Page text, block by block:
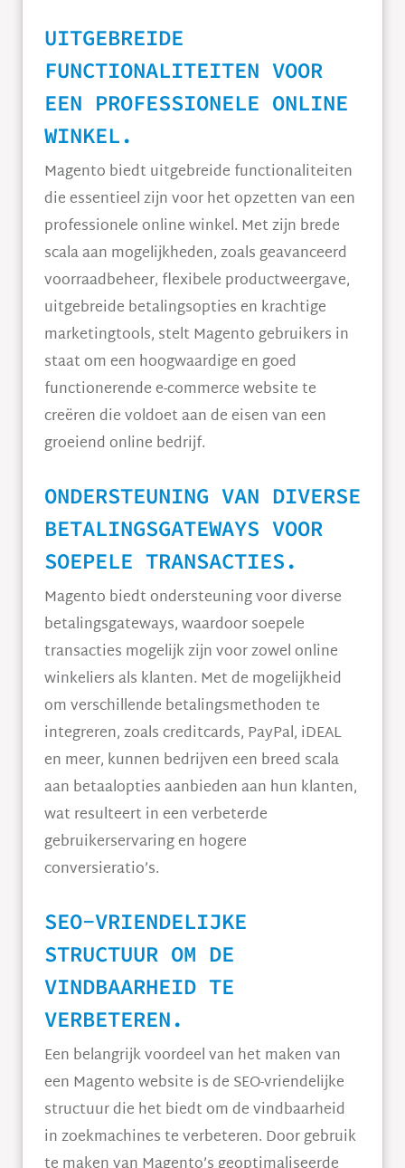
UITGEBREIDE
FUNCTIONALITEITEN VOOR
EEN PROFESSIONELE ONLINE
WINKEL.
Magento biedt uitgebreide functionaliteiten
die essentieel zijn voor het opzetten van een
professionele online winkel. Met zijn brede
scala aan mogelijkheden, zoals geavanceerd
voorraadbeheer, flexibele productweergave,
uitgebreide betalingsopties en krachtige
marketingtools, stelt Magento gebruikers in
staat om een hoogwaardige en goed
functionerende e-commerce website te
creëren die voldoet aan de eisen van een
groeiend online bedrijf.
ONDERSTEUNING VAN DIVERSE
BETALINGSGATEWAYS VOOR
SOEPELE TRANSACTIES.
Magento biedt ondersteuning voor diverse
betalingsgateways, waardoor soepele
transacties mogelijk zijn voor zowel online
winkeliers als klanten. Met de mogelijkheid
om verschillende betalingsmethoden te
integreren, zoals creditcards, PayPal, iDEAL
en meer, kunnen bedrijven een breed scala
aan betaalopties aanbieden aan hun klanten,
wat resulteert in een verbeterde
gebruikerservaring en hogere
conversieratio’s.
SEO-VRIENDELIJKE
STRUCTUUR OM DE
VINDBAARHEID TE
VERBETEREN.
Een belangrijk voordeel van het maken van
een Magento website is de SEO-vriendelijke
structuur die het biedt om de vindbaarheid
in zoekmachines te verbeteren. Door gebruik